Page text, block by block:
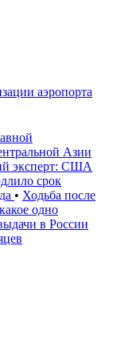
аэропорта
Азии
эксперт: США
срок
• Ходьба после
одно
в России